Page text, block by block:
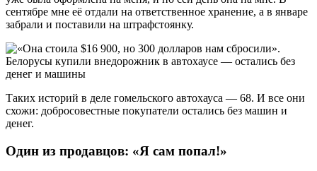
сентябре мне её отдали на ответственное хранение, а в январе
забрали и поставили на штрафстоянку.
Таких историй в деле гомельского автохауса — 68. И все они
схожи: добросовестные покупатели остались без машин и
денег.
Один из продавцов: «Я сам попал!»